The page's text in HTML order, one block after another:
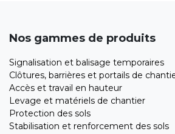
Nos gammes de produits
Signalisation et balisage temporaires
Clôtures, barrières et portails de
Accès et travail en hauteur
Levage et matériels de chantier
Protection des sols
Stabilisation et renforcement des sols